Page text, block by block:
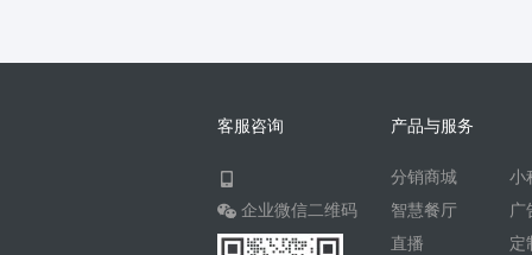
客服咨询
企业微信二维码
产品与服务
分销商城
智慧餐厅
直播
小
广
定